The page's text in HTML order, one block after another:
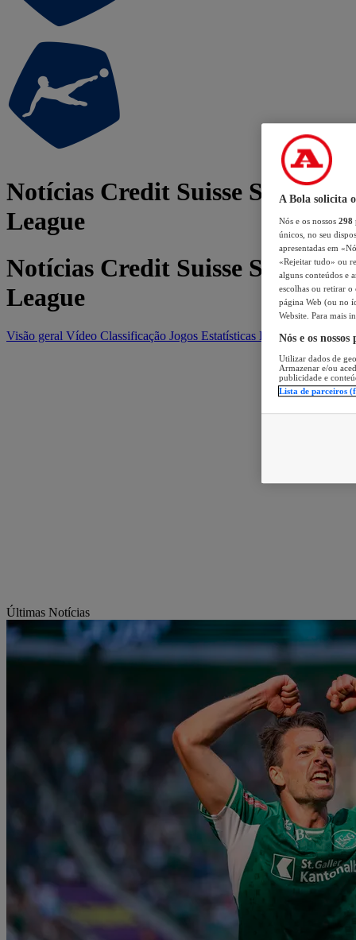
Notícias Credit Suisse Super
League
Notícias Credit Suisse Super
League
Visão geral Vídeo Classificação Jogos Estatísticas Equipas
Últimas Notícias
A Bola solicita
Nós e os nossos 298
únicos, no seu
apresentadas em
«Rejeitar tudo» ou
alguns conteúdos e
escolhas ou retirar
página Web (ou no
Website. Para mais
Nós e os
Utilizar dados de
Armazenar e/ou
publicidade e
Lista de parceiros